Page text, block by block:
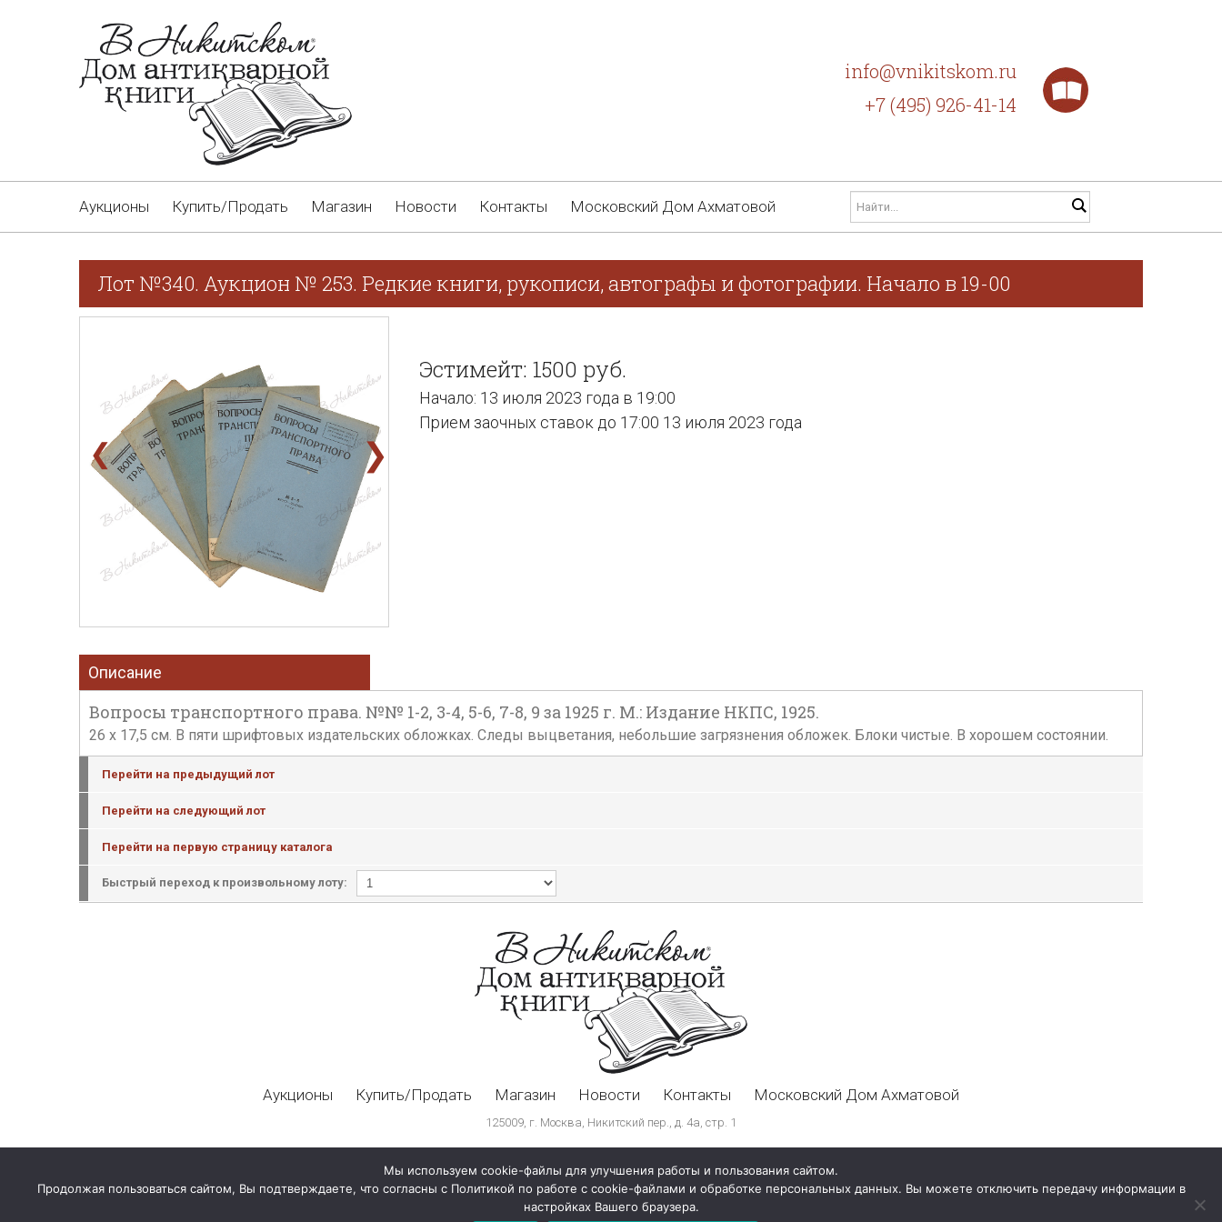
info@vnikitskom.ru
+7 (495) 926-41-14
Аукционы Купить/Продать Магазин Новости Контакты Московский Дом Ахматовой
Лот №340. Аукцион № 253. Редкие книги, рукописи, автографы и фотографии. Начало в 19-00
❮ ❯
Эстимейт: 1500 руб.
Начало: 13 июля 2023 года в 19:00
Прием заочных ставок до 17:00 13 июля 2023 года
Описание
Вопросы транспортного права. №№ 1-2, 3-4, 5-6, 7-8, 9 за 1925 г. М.: Издание НКПС, 1925.
26 х 17,5 см. В пяти шрифтовых издательских обложках. Следы выцветания, небольшие загрязнения обложек. Блоки чистые. В хорошем состоянии.
Перейти на предыдущий лот
Перейти на следующий лот
Перейти на первую страницу каталога
Быстрый переход к произвольному лоту:
Аукционы Купить/Продать Магазин Новости Контакты Московский Дом Ахматовой
125009, г. Москва, Никитский пер., д. 4а, стр. 1
Мы используем cookie-файлы для улучшения работы и пользования сайтом.
Продолжая пользоваться сайтом, Вы подтверждаете, что согласны с Политикой по работе с cookie-файлами и обработке персональных данных. Вы можете отключить передачу информации в
настройках Вашего браузера.